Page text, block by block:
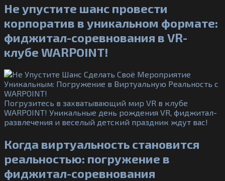
Не упустите шанс провести
корпоратив в уникальном формате:
фиджитал-соревнования в VR-
клубе WARPOINT!
Погрузитесь в захватывающий мир VR в клубе
WARPOINT! Уникальные день рождения VR, фиджитал-
развлечения и веселый детский праздник ждут вас!
Когда виртуальность становится
реальностью: погружение в
фиджитал-соревнования